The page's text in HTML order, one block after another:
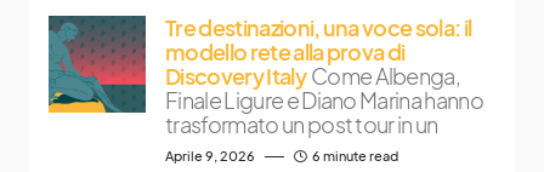
Tre destinazioni, una voce sola: il
modello rete alla prova di
Discovery Italy Come Albenga,
Finale Ligure e Diano Marina hanno
trasformato un post tour in un
Aprile 9, 2026 6 minute read